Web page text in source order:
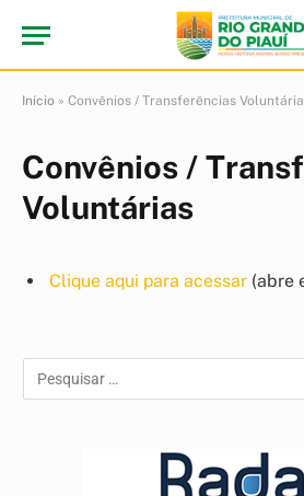
Início » Convênios / Transferências
Convênios /
Voluntárias
Clique aqui para acessar (abre